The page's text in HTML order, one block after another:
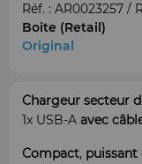
Réf. : AR0023257 /
Boite (Retail)
Original
Chargeur secteur
1x USB-A avec
Compact, puissant